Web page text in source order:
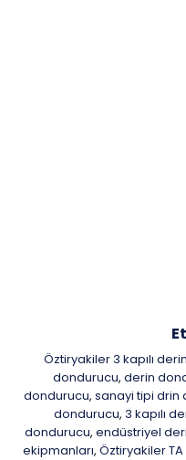
Öztiryakiler 3 kapılı
dondurucu, derin
dondurucu, sanayi tipi drin
dondurucu, 3 kapılı
dondurucu, endüstriyel
ekipmanları, Öztiryakiler TA